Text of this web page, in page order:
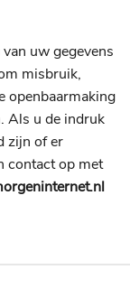
uw gegevens
misbruik,
openbaarmaking
Als u de indruk
zijn of er
contact op met